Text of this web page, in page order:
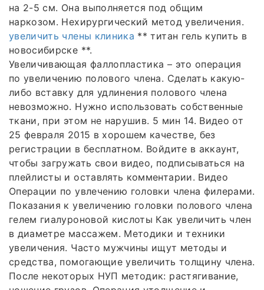
на 2-5 см. Она выполняется под общим
наркозом. Нехирургический метод увеличения.
увеличить члены клиника ** титан гель купить в
новосибирске **.
Увеличивающая фаллопластика – это операция
по увеличению полового члена. Сделать какую-
либо вставку для удлинения полового члена
невозможно. Нужно использовать собственные
ткани, при этом не нарушив. 5 мин 14. Видео от
25 февраля 2015 в хорошем качестве, без
регистрации в бесплатном. Войдите в аккаунт,
чтобы загружать свои видео, подписываться на
плейлисты и оставлять комментарии. Видео
Операции по увлечению головки члена филерами.
Показания к увеличению головки полового члена
гелем гиалуроновой кислоты Как увеличить член
в диаметре массажем. Методики и техники
увеличения. Часто мужчины ищут методы и
средства, помогающие увеличить толщину члена.
После некоторых НУП методик: растягивание,